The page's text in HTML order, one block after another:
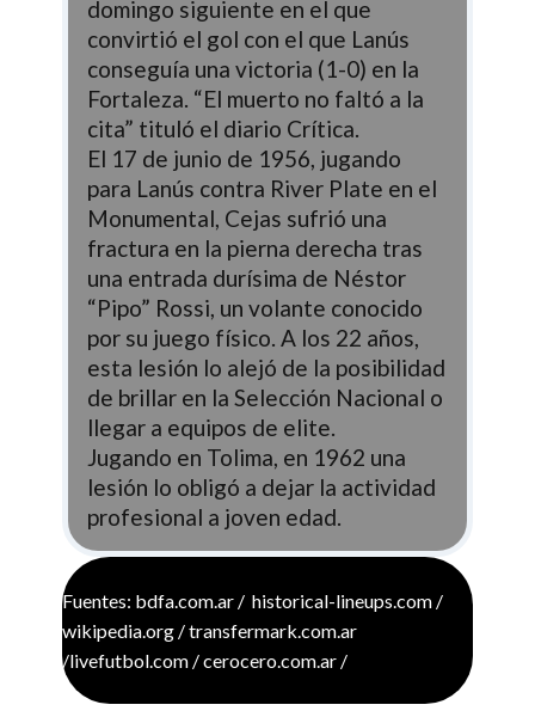
domingo siguiente en el que
convirtió el gol con el que Lanús
conseguía una victoria (1-0) en la
Fortaleza. “El muerto no faltó a la
cita” tituló el diario Crítica.
El 17 de junio de 1956, jugando
para Lanús contra River Plate en el
Monumental, Cejas sufrió una
fractura en la pierna derecha tras
una entrada durísima de Néstor
“Pipo” Rossi, un volante conocido
por su juego físico. A los 22 años,
esta lesión lo alejó de la posibilidad
de brillar en la Selección Nacional o
llegar a equipos de elite.
Jugando en Tolima, en 1962 una
lesión lo obligó a dejar la actividad
profesional a joven edad.
Fuentes: bdfa.com.ar / historical-lineups.com /
wikipedia.org / transfermark.com.ar
/livefutbol.com / cerocero.com.ar /